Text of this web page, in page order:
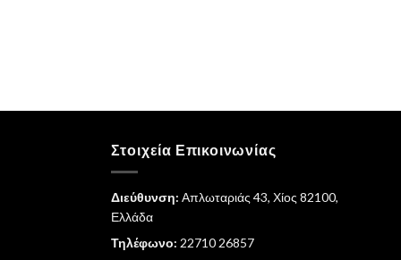
Στοιχεία Επικοινωνίας
Διεύθυνση: Απλωταριάς 43, Χίος 82100,
Ελλάδα
Τηλέφωνο: 22710 26857